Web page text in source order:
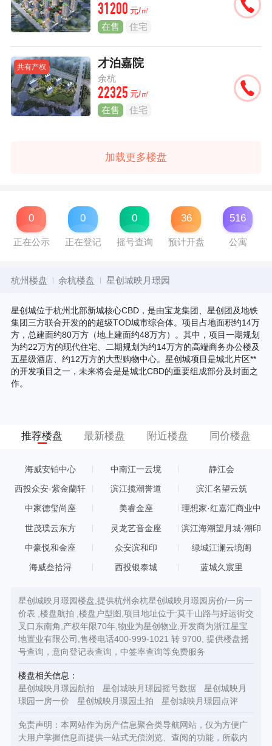
31200 元/㎡
在售 住宅
共有产权 才泊嘉院
余杭
22325 元/㎡
在售 住宅
加载更多楼盘
0
正在公示
0
正在登记
0
摇号查询
36
预计开盘
516
公寓
杭州楼盘 余杭楼盘 星创城映月璟园
星创城位于杭州北部新城核心CBD，是由宝龙集团、星创团及地铁
集团三方联合开发的的超级TOD城市综合体。项目占地面积约14万
方，总建面约80万方（地上建面约48万方）。其中，项目一期规划
为约22万方的现代住宅、二期规划为约14万方的高端商务办公楼及
五星级酒店、约12万方的大型购物中心。星创城项目是城北片区**
的开发项目之一，未来将会是是城北CBD的重要组成部分及封面之
作。
推荐楼盘 最新楼盘 附近楼盘 同价楼盘
海威安铂中心 中南江一云境 静江会
西投众安·紫金蘭轩 滨江揽潮誉道 滨汇名望云筑
中家德玺尚座 美睿金座
理想家·红嘉汇商业中
世茂璞云东方 灵龙艺音金座 滨江海潮望月城·潮印
中豪悦和金座 众安滨和印 绿城江澜云境阁
海威叁拾浔 西投银泰城 蓝城久宸里
星创城映月璟园楼盘,提供杭州余杭星创城映月璟园房价/一房一
价表 ,楼盘航拍 ,楼盘户型图,项目地址位于:莫干山路与好运街交
叉口东南角,产权年限70年,物业为星创物业,开发商为浙江星宝
地置业有限公司,售楼电话400-999-1021 转 9700, 提供楼盘摇
号查询，意向登记表查询，中签率查询等免费服务
楼盘相关信息：
星创城映月璟园航拍
星创城映月璟园摇号数据
星创城映月
璟园一房一价
星创城映月璟园土拍 星创城映月璟园点评
免责声明：本网站作为房产信息聚合类导航网站，仅为方便广
大用户掌握信息而提供一站式无偿浏览、查阅的功能，所载内